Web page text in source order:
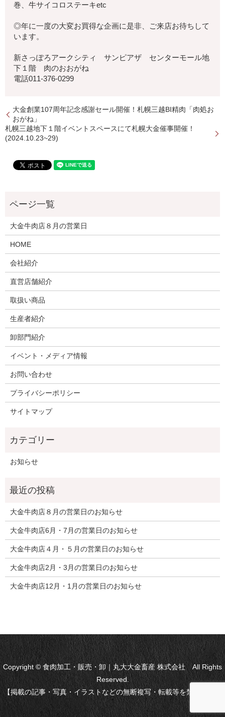
巻、牛サイコロステーキetc
◎年に一度の大変お買得な企画に是非、ご来店お待ちして
います。
新さっぽろアークシティ サンピアザ センターモール地
下１階 肉のおおがね
電話011-376-0299
大金創業107周年記念感謝セール開催！札幌三越BI精肉「肉処お
おがね」
札幌三越地下１階イベントスペースにて札幌大金催事開催！
(2024.10.23~29)
大金牛肉店８月の営業日
HOME
会社紹介
直営店舗紹介
取扱い商品
生産者紹介
卸部門紹介
イベント・メディア情報
お問い合わせ
プライバシーポリシー
サイトマップ
お知らせ
大金牛肉店８月の営業日のお知らせ
大金牛肉店6月・7月の営業日のお知らせ
大金牛肉店４月・５月の営業日のお知らせ
大金牛肉店2月・3月の営業日のお知らせ
大金牛肉店12月・1月の営業日のお知らせ
Copyright © 食肉加工・販売・卸｜丸大大金畜産 株式会社 All Rights
Reserved.
【掲載の記事・写真・イラストなどの無断複写・転載等を禁じます】